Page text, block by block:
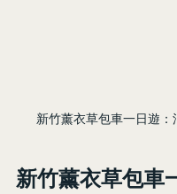
新竹薰衣草包車一日遊：
新竹薰衣草包車